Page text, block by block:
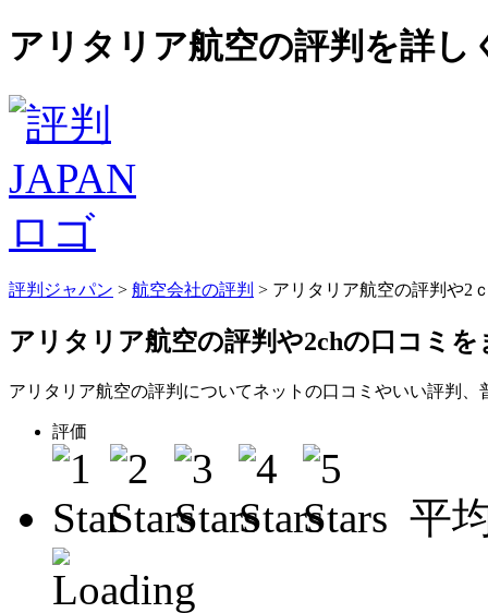
アリタリア航空の評判を詳し
評判ジャパン > 航空会社の評判 > アリタリア航空の評判や2
アリタリア航空の評判や2chの口コミ
アリタリア航空の評判についてネットの口コミやいい評判
評価
平